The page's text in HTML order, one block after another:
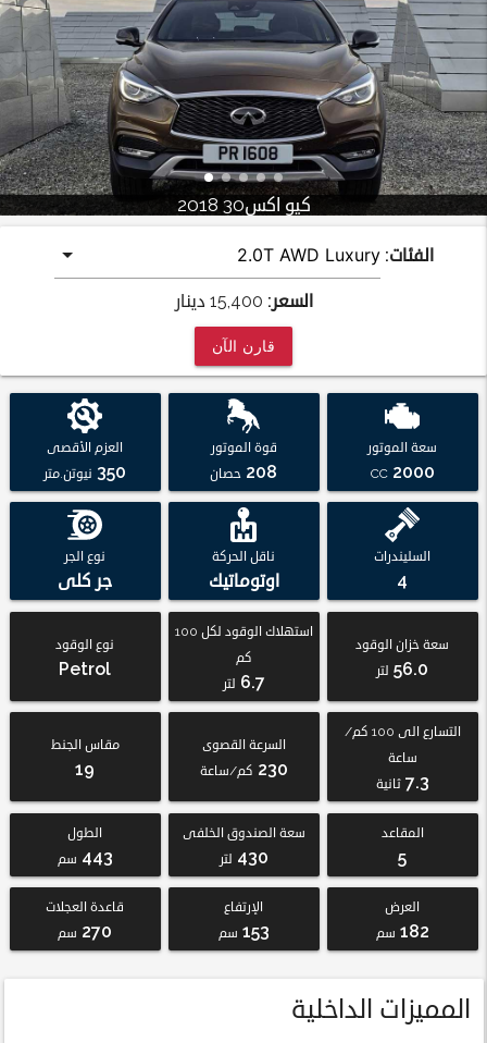
كيو اكس30 2018
الفئات:
السعر: 15,400 دينار
قارن الآن
سعة الموتور
2000
CC
قوة الموتور
208 حصان
العزم الأقصى
350 نيوتن.متر
السليندرات
4
ناقل الحركة
اوتوماتيك
نوع الجر
جر كلى
سعة خزان الوقود
56.0 لتر
استهلاك الوقود لكل 100
كم
6.7 لتر
نوع الوقود
Petrol
التسارع الى 100 كم/
ساعة
7.3 ثانية
السرعة القصوى
230 كم/ساعة
مقاس الجنط
19
المقاعد
5
سعة الصندوق الخلفى
430 لتر
الطول
443 سم
العرض
182 سم
الإرتفاع
153 سم
قاعدة العجلات
270 سم
المميزات الداخلية